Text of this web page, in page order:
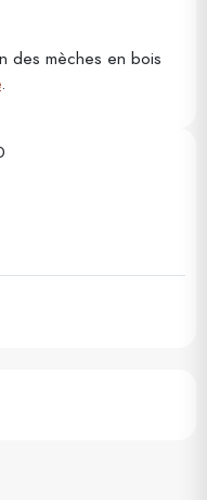
des mèches en bois
.